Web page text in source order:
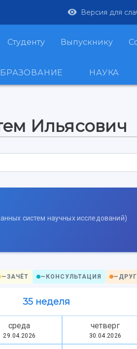
Версия для
Студенту Выпускнику
НАУКА
Ильясович
систем научных исследований)
—ЗАЧЁТ — КОНСУЛЬТАЦИЯ —
35 неделя
среда
29.04.2026
четверг
30.04.2026